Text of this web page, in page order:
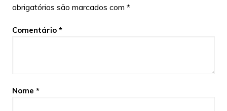
obrigatórios são marcados com *
Comentário *
Nome *